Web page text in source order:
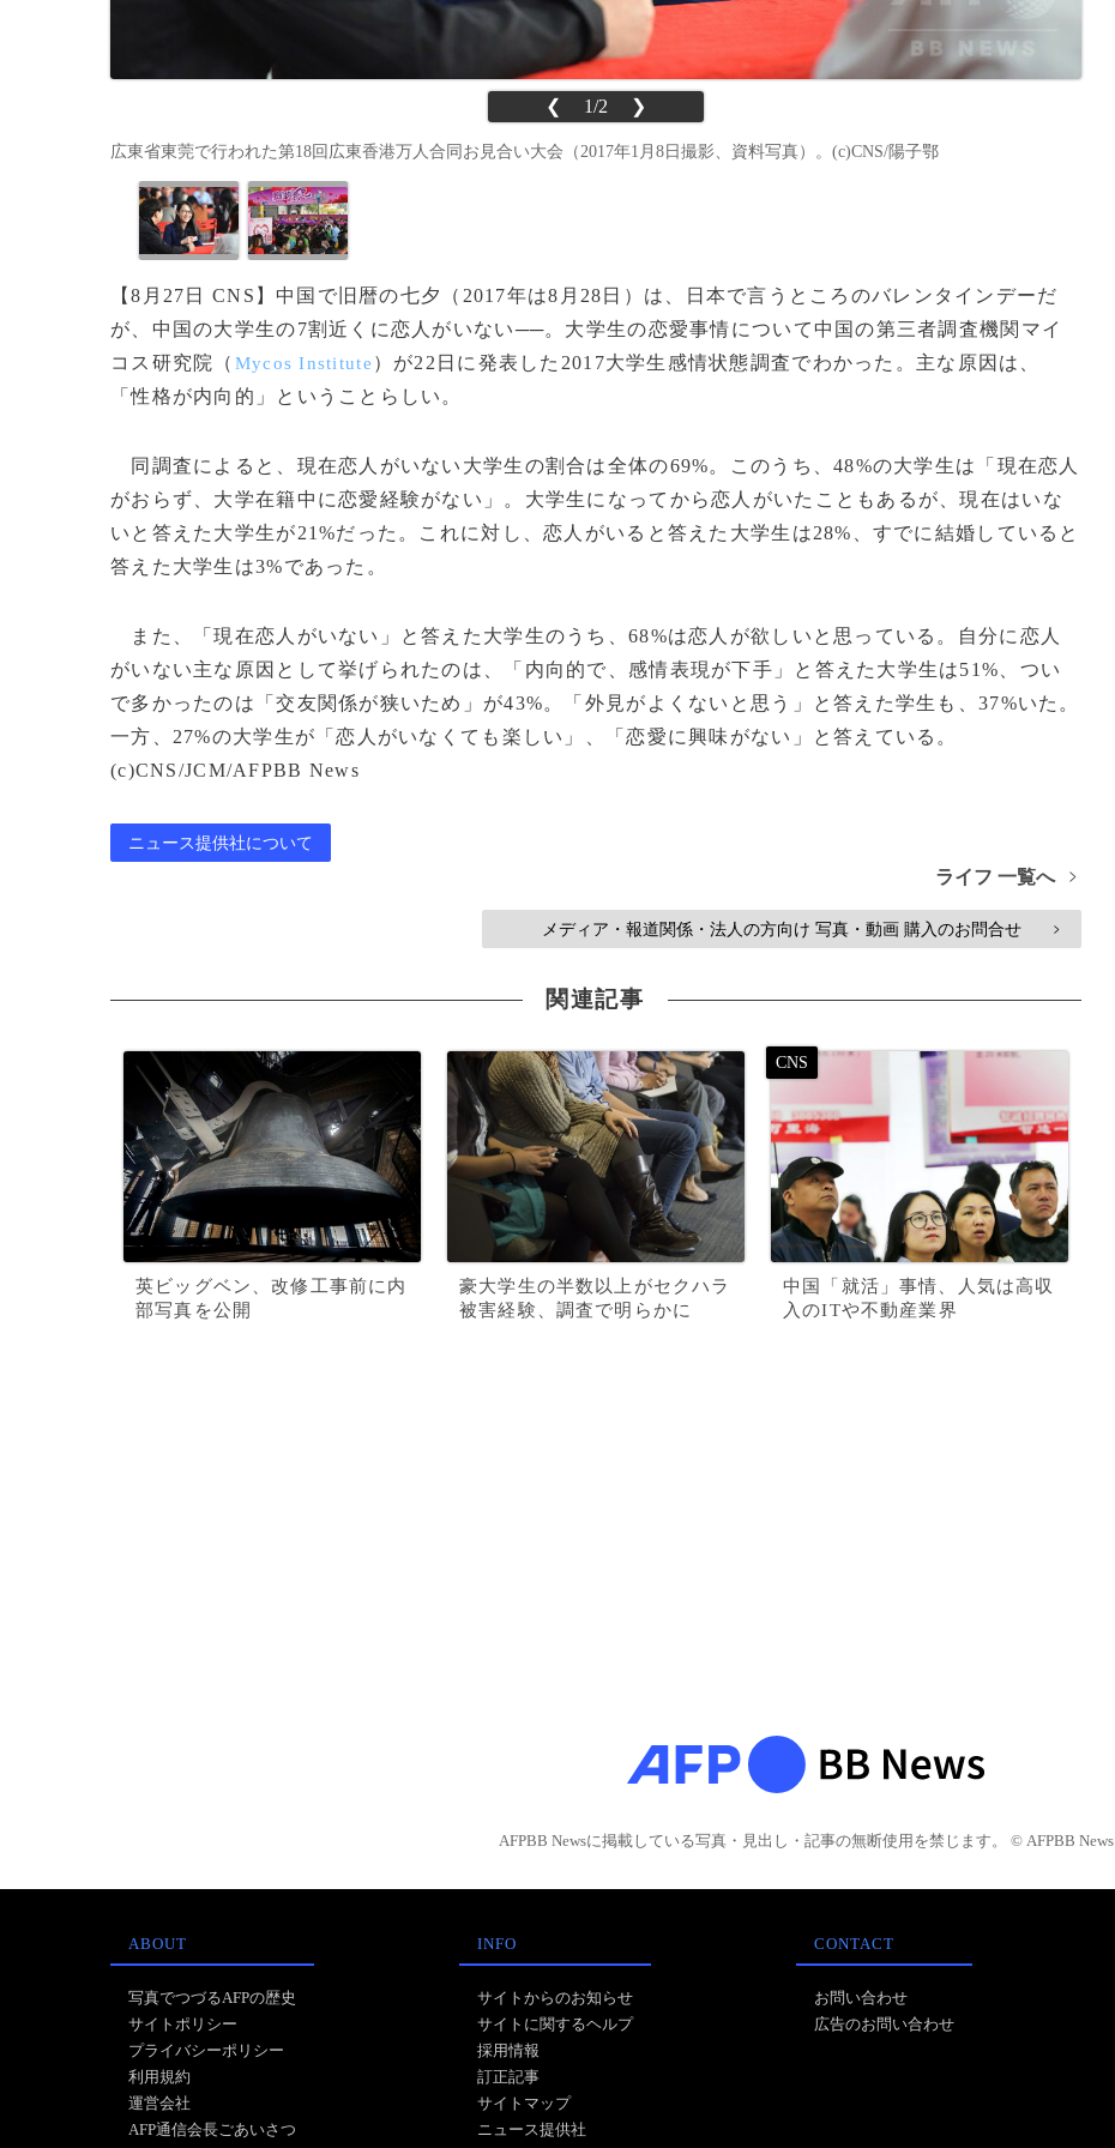
❮ 1/2 ❯
広東省東莞で行われた第18回広東香港万人合同お見合い大会（2017年1月8日撮影、資料写真）。(c)CNS/陽子鄂
【8月27日 CNS】中国で旧暦の七夕（2017年は8月28日）は、日本で言うところのバレンタインデーだ
が、中国の大学生の7割近くに恋人がいない──。大学生の恋愛事情について中国の第三者調査機関マイ
コス研究院（ Mycos Institute ）が22日に発表した2017大学生感情状態調査でわかった。主な原因は、
「性格が内向的」ということらしい。
同調査によると、現在恋人がいない大学生の割合は全体の69%。このうち、48%の大学生は「現在恋人
がおらず、大学在籍中に恋愛経験がない」。大学生になってから恋人がいたこともあるが、現在はいな
いと答えた大学生が21%だった。これに対し、恋人がいると答えた大学生は28%、すでに結婚していると
答えた大学生は3%であった。
また、「現在恋人がいない」と答えた大学生のうち、68%は恋人が欲しいと思っている。自分に恋人
がいない主な原因として挙げられたのは、「内向的で、感情表現が下手」と答えた大学生は51%、つい
で多かったのは「交友関係が狭いため」が43%。「外見がよくないと思う」と答えた学生も、37%いた。
一方、27%の大学生が「恋人がいなくても楽しい」、「恋愛に興味がない」と答えている。
(c)CNS/JCM/AFPBB News
ニュース提供社について
ライフ 一覧へ >
メディア・報道関係・法人の方向け 写真・動画 購入のお問合せ >
関連記事
英ビッグベン、改修工事前に内
部写真を公開
豪大学生の半数以上がセクハラ
被害経験、調査で明らかに
中国「就活」事情、人気は高収
入のITや不動産業界
AFPBB Newsに掲載している写真・見出し・記事の無断使用を禁じます。 © AFPBB News
ABOUT
写真でつづるAFPの歴史
サイトポリシー
プライバシーポリシー
利用規約
運営会社
AFP通信会長ごあいさつ
INFO
サイトからのお知らせ
サイトに関するヘルプ
採用情報
訂正記事
サイトマップ
ニュース提供社
CONTACT
お問い合わせ
広告のお問い合わせ